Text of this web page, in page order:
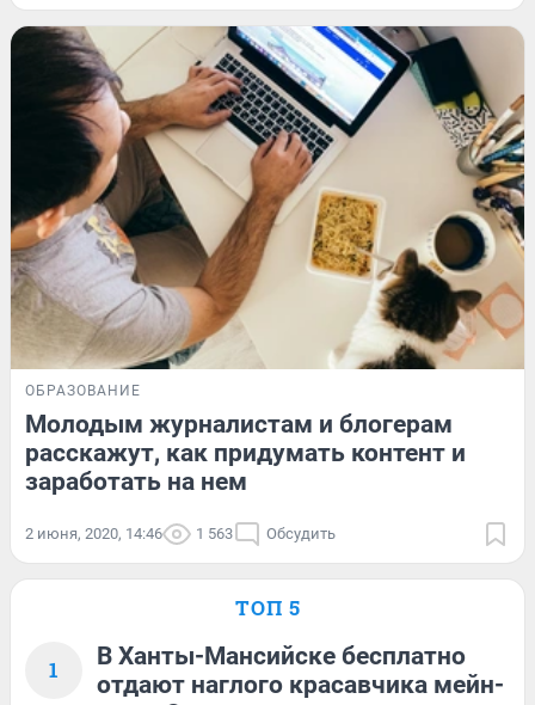
ОБРАЗОВАНИЕ
Молодым журналистам и блогерам
расскажут, как придумать контент и
заработать на нем
2 июня, 2020, 14:46 1 563 Обсудить
ТОП 5
1
В Ханты-Мансийске бесплатно
отдают наглого красавчика мейн-